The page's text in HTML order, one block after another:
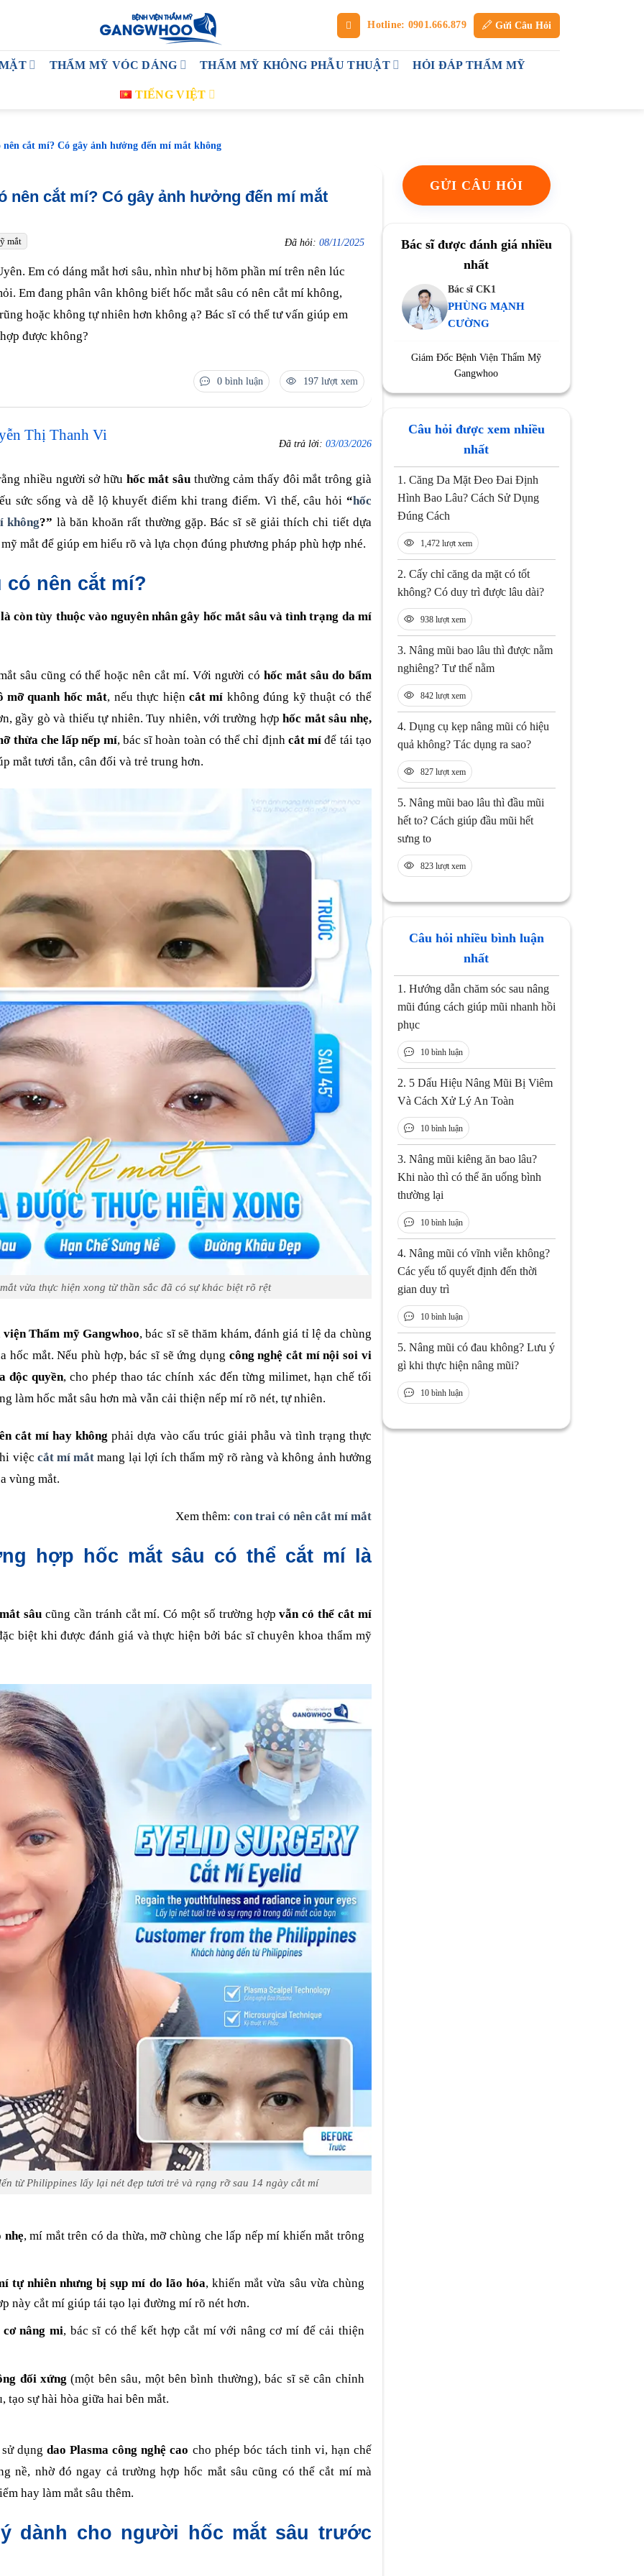
Hotline: 0901.666.879 Gửi Câu Hỏi
THẨM MỸ VÓC DÁNG THẨM MỸ KHÔNG PHẪU THUẬT HỎI ĐÁP THẨM MỸ
TIẾNG VIỆT
nên cắt mí? Có gây ảnh hưởng đến mí mắt không
nên cắt mí? Có gây ảnh hưởng đến mí mắt
mắt Đã hỏi: 08/11/2025
Em có dáng mắt hơi sâu, nhìn như bị hõm phần mí trên nên lúc
Em đang phân vân không biết hốc mắt sâu có nên cắt mí không,
hoặc không tự nhiên hơn không ạ? Bác sĩ có thể tư vấn giúp em
được không?
0 bình luận 197 lượt xem
Thị Thanh Vi
Đã trả lời: 03/03/2026
nhiều người sở hữu hốc mắt sâu thường cảm thấy đôi mắt trông già
sức sống và dễ lộ khuyết điểm khi trang điểm. Vì thế, câu hỏi “hốc
không?” là băn khoăn rất thường gặp. Bác sĩ sẽ giải thích chi tiết dựa
mắt để giúp em hiểu rõ và lựa chọn đúng phương pháp phù hợp nhé.
có nên cắt mí?
còn tùy thuộc vào nguyên nhân gây hốc mắt sâu và tình trạng da mí
sâu cũng có thể hoặc nên cắt mí. Với người cóhốc mắt sâu do bẩm
mỡ quanh hốc mắt, nếu thực hiện cắt mí không đúng kỹ thuật có thể
gầy gò và thiếu tự nhiên. Tuy nhiên, với trường hợphốc mắt sâu nhẹ,
thừa che lấp nếp mí, bác sĩ hoàn toàn có thể chỉ định cắt mí để tái tạo
mắt tươi tắn, cân đối và trẻ trung hơn.
vừa thực hiện xong từ thần sắc đã có sự khác biệt rõ rệt
viện Thẩm mỹ Gangwhoo, bác sĩ sẽ thăm khám, đánh giá tỉ lệ da chùng
hốc mắt. Nếu phù hợp, bác sĩ sẽ ứng dụng công nghệ cắt mí nội soi vi
độc quyền, cho phép thao tác chính xác đến từng milimet, hạn chế tối
làm hốc mắt sâu hơn mà vẫn cải thiện nếp mí rõ nét, tự nhiên.
cắt mí hay không phải dựa vào cấu trúc giải phẫu và tình trạng thực
việc cắt mí mắt mang lại lợi ích thẩm mỹ rõ ràng và không ảnh hưởng
vùng mắt.
Xem thêm: con trai có nên cắt mí mắt
hợp hốc mắt sâu có thể cắt mí là
sâu cũng cần tránh cắt mí. Có một số trường hợpvẫn có thể cắt mí
biệt khi được đánh giá và thực hiện bởi bác sĩ chuyên khoa thẩm mỹ
từ Philippines lấy lại nét đẹp tươi trẻ và rạng rỡ sau 14 ngày cắt mí
nhẹ, mí mắt trên có da thừa, mỡ chùng che lấp nếp mí khiến mắt trông
tự nhiên nhưng bị sụp mí do lão hóa, khiến mắt vừa sâu vừa chùng
này cắt mí giúp tái tạo lại đường mí rõ nét hơn.
cơ nâng mi, bác sĩ có thể kết hợp cắt mí với nâng cơ mí để cải thiện
đối xứng (một bên sâu, một bên bình thường), bác sĩ sẽ cân chỉnh
tạo sự hài hòa giữa hai bên mắt.
sử dụngdao Plasma công nghệ cao cho phép bóc tách tinh vi, hạn chế
nề, nhờ đó ngay cả trường hợp hốc mắt sâu cũng có thể cắt mí mà
hay làm mắt sâu thêm.
dành cho người hốc mắt sâu trước
GỬI CÂU HỎI
Bác sĩ được đánh giá nhiều
nhất
Bác sĩ CK1
PHÙNG MẠNH
CƯỜNG
Giám Đốc Bệnh Viện Thẩm Mỹ
Gangwhoo
Câu hỏi được xem nhiều
nhất
1. Căng Da Mặt Đeo Đai Định
Hình Bao Lâu? Cách Sử Dụng
Đúng Cách
1,472 lượt xem
2. Cấy chỉ căng da mặt có tốt
không? Có duy trì được lâu dài?
938 lượt xem
3. Nâng mũi bao lâu thì được nằm
nghiêng? Tư thế nằm
842 lượt xem
4. Dụng cụ kẹp nâng mũi có hiệu
quả không? Tác dụng ra sao?
827 lượt xem
5. Nâng mũi bao lâu thì đầu mũi
hết to? Cách giúp đầu mũi hết
sưng to
823 lượt xem
Câu hỏi nhiều bình luận
nhất
1. Hướng dẫn chăm sóc sau nâng
mũi đúng cách giúp mũi nhanh hồi
phục
10 bình luận
2. 5 Dấu Hiệu Nâng Mũi Bị Viêm
Và Cách Xử Lý An Toàn
10 bình luận
3. Nâng mũi kiêng ăn bao lâu?
Khi nào thì có thể ăn uống bình
thường lại
10 bình luận
4. Nâng mũi có vĩnh viễn không?
Các yếu tố quyết định đến thời
gian duy trì
10 bình luận
5. Nâng mũi có đau không? Lưu ý
gì khi thực hiện nâng mũi?
10 bình luận